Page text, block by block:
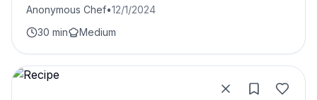
Anonymous Chef•12/1/2024
30 min
Medium